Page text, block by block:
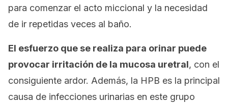
para comenzar el acto miccional y la necesidad
de ir repetidas veces al baño.
El esfuerzo que se realiza para orinar puede
provocar irritación de la mucosa uretral, con el
consiguiente ardor. Además, la HPB es la principal
causa de infecciones urinarias en este grupo